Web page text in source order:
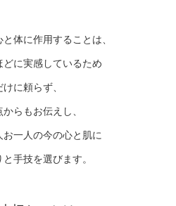
体に作用することは、
どに実感しているため
に頼らず、
からもお伝えし、
お一人の今の心と肌に
手技を選びます。